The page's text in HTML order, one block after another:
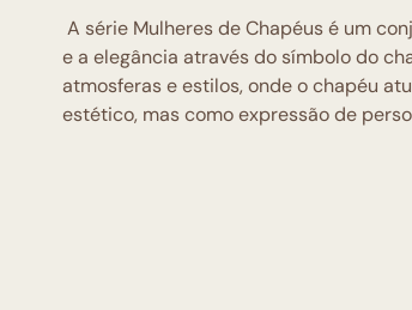
A série Mulheres de Chapéus é um
e a elegância através do símbolo do
atmosferas e estilos, onde o chapéu
estético, mas como expressão de